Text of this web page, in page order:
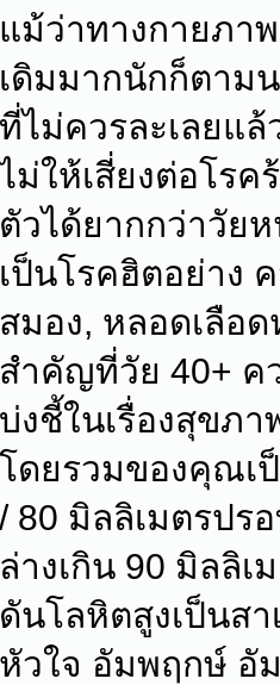
แม้ว่าทางกายภา
เดิมมากนักก็ตาม
ที่ไม่ควรละเลยแ
ไม่ให้เสี่ยงต่อโรค
ตัวได้ยากกว่าวัย
เป็นโรคฮิตอย่าง
สมอง, หลอดเลือด
สำคัญที่วัย 40+ ค
บ่งชี้ในเรื่องสุขภ
โดยรวมของคุณเ
/ 80 มิลลิเมตรปร
ล่างเกิน 90 มิลลิ
ดันโลหิตสูงเป็นส
หัวใจ อัมพฤกษ์ อั